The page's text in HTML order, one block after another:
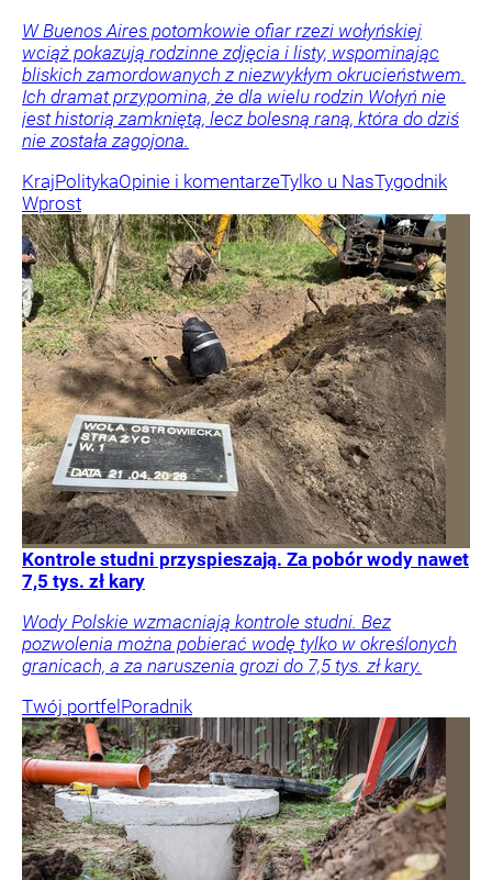
W Buenos Aires potomkowie ofiar rzezi wołyńskiej
wciąż pokazują rodzinne zdjęcia i listy, wspominając
bliskich zamordowanych z niezwykłym okrucieństwem.
Ich dramat przypomina, że dla wielu rodzin Wołyń nie
jest historią zamkniętą, lecz bolesną raną, która do dziś
nie została zagojona.
KrajPolitykaOpinie i komentarzeTylko u NasTygodnik
Wprost
Kontrole studni przyspieszają. Za pobór wody nawet
7,5 tys. zł kary
Wody Polskie wzmacniają kontrole studni. Bez
pozwolenia można pobierać wodę tylko w określonych
granicach, a za naruszenia grozi do 7,5 tys. zł kary.
Twój portfel Poradnik